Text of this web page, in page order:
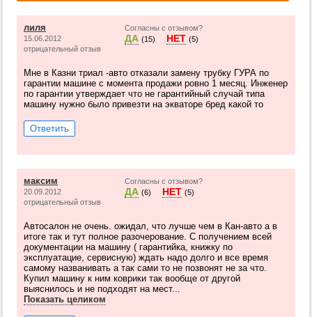
лиля
15.06.2012
отрицательный отзыв
Согласны с отзывом?
ДА (15) НЕТ (5)
Мне в Казни триал -авто отказали замену трубку ГУРА по
гарантии машине с момента продажи ровно 1 месяц. Инженер
по гарантии утверждает что не гарантийный случай типа
машину нужно было привезти на экваторе бред какой то
Ответить
максим
20.09.2012
отрицательный отзыв
Согласны с отзывом?
ДА (6) НЕТ (5)
Автосалон не очень. ожидал, что лучше чем в Кан-авто а в
итоге так и тут полное разочерование. С получением всей
документации на машину ( гарантийка, книжку по
эксплуатацие, сервисную) ждать надо долго и все время
самому названивать а так сами то не позвонят не за что.
Купил машину к ним коврики так вообще от другой
выяснилось и не подходят на мест...
Показать целиком